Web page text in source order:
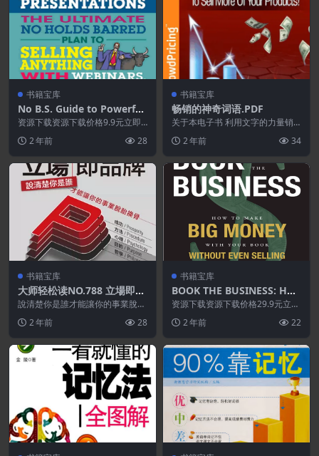
书籍宝库
No B.S. Guide to Powerful
Presentations
资源下载资源下载价格9.9元立即
2 年前 28
书籍宝库
畅销的神奇词语.PDF
关于本电子书 利用文字的力量销
案或广告中使用的获胜...
2 年前 34
书籍宝库
大师轻松读NO.788 立場即品
牌
說清楚你是誰才能讓你的事業脫胎
做什麼？」或「該賣什...
2 年前 28
书籍宝库
BOOK THE BUSINESS: HO
W TO MAKE BIG MONEY
WITH YOUR BOOK WITHO
UT EVEN SELLING A SINGL
E COPY
资源下载资源下载价格29.9元立即
2 年前 22